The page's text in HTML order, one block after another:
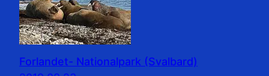
Forlandet- Nationalpark (Svalbard)